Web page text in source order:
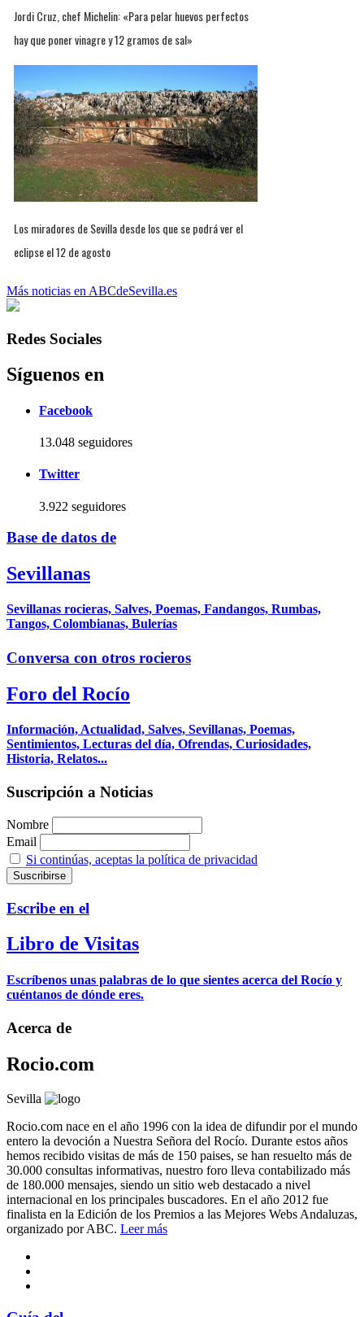
Jordi Cruz, chef Michelin: «Para pelar huevos perfectos
hay que poner vinagre y 12 gramos de sal»
Los miradores de Sevilla desde los que se podrá ver el
eclipse el 12 de agosto
Más noticias en ABCdeSevilla.es
Redes Sociales
Síguenos en
Facebook
13.048 seguidores
Twitter
3.922 seguidores
Base de datos de
Sevillanas
Sevillanas rocieras, Salves, Poemas, Fandangos, Rumbas,
Tangos, Colombianas, Bulerías
Conversa con otros rocieros
Foro del Rocío
Información, Actualidad, Salves, Sevillanas, Poemas,
Sentimientos, Lecturas del día, Ofrendas, Curiosidades,
Historia, Relatos...
Suscripción a Noticias
Nombre
Email
Si continúas, aceptas la política de privacidad
Escribe en el
Libro de Visitas
Escríbenos unas palabras de lo que sientes acerca del Rocío y
cuéntanos de dónde eres.
Acerca de
Rocio.com
Sevilla
Rocio.com nace en el año 1996 con la idea de difundir por el mundo
entero la devoción a Nuestra Señora del Rocío. Durante estos años
hemos recibido visitas de más de 150 paises, se han resuelto más de
30.000 consultas informativas, nuestro foro lleva contabilizado más
de 180.000 mensajes, siendo un sitio web destacado a nivel
internacional en los principales buscadores. En el año 2012 fue
finalista en la Edición de los Premios a las Mejores Webs Andaluzas,
organizado por ABC. Leer más